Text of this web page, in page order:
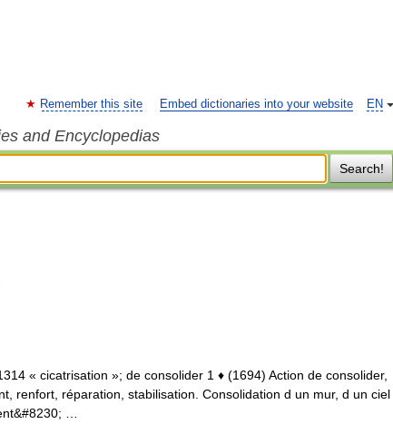
EN
Remember this site Embed dictionaries into your website
and Encyclopedias
Search!
« cicatrisation »; de consolider 1 ♦ (1694) Action de consolider,
renfort, réparation, stabilisation. Consolidation d un mur, d un ciel
…